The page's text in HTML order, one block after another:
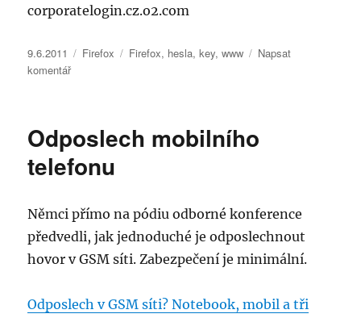
corporatelogin.cz.o2.com
Publikováno:
9.6.2011 Rubriky:
Firefox Štítky:
Firefox, hesla,key,www
Napsat
komentářpro
ssl_error_renegotiation_not_allowed
4
Odposlech mobilního
telefonu
Němci přímo na pódiu odborné konference
předvedli, jak jednoduché je odposlechnout
hovor v GSM síti. Zabezpečení je minimální.
Odposlech v GSM síti? Notebook, mobil a tři